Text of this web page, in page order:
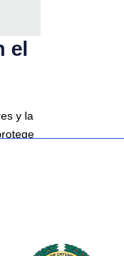
el
y la